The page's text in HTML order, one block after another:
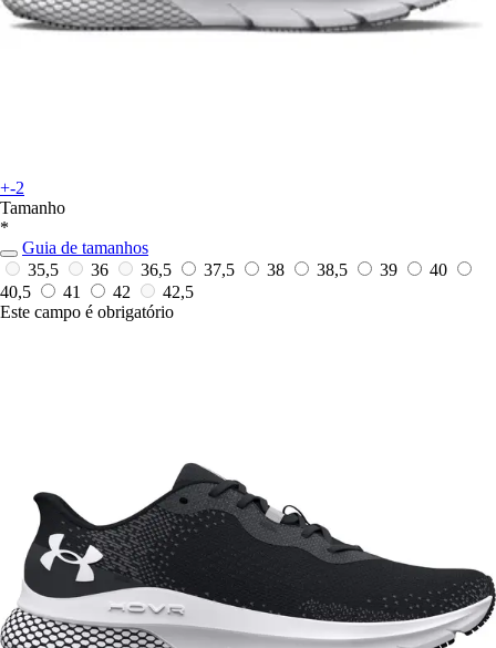
+-2
Tamanho
*
Guia de tamanhos
35,5
36 36,5 37,5 38 38,5 39
40
40,5
41 42
42,5
Este campo é obrigatório